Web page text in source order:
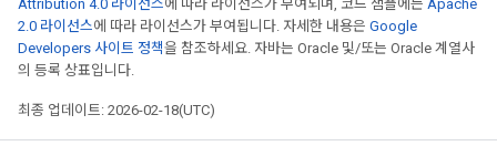
Attribution 4.0 라이선스에 따라 라이선스가 부여되며, 코드 샘플에는 Apache
2.0 라이선스에 따라 라이선스가 부여됩니다. 자세한 내용은 Google
Developers 사이트 정책을 참조하세요. 자바는 Oracle 및/또는 Oracle 계열사
의 등록 상표입니다.
최종 업데이트: 2026-02-18(UTC)